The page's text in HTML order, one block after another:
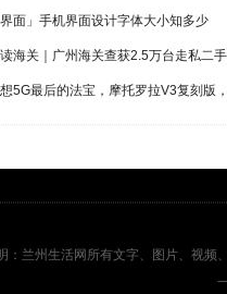
界面」手机界面设计字体大小知多少
海关｜广州海关查获2.5万台走私二
5G最后的法宝，摩托罗拉V3复刻版
：兰州生活网所有文字、图片、视频